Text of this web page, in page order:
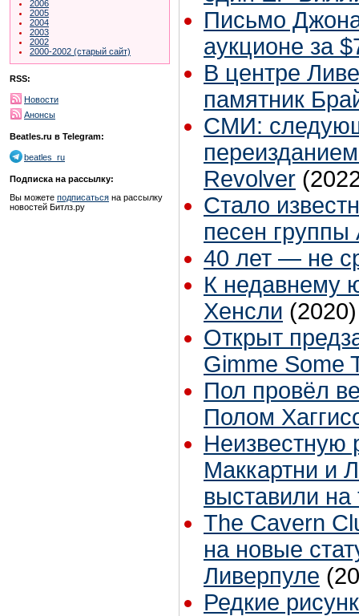
2006
2005
2004
2003
2002
2000-2002 (старый сайт)
RSS:
Новости
Анонсы
Beatles.ru в Telegram:
beatles_ru
Подписка на рассылку:
Вы можете подписаться на рассылку
новостей Битлз.ру
Письмо
аукционе за
В центре
памятник
СМИ:
Revolver
Стало
песен группы
40 лет — не
К недавнему
Хенсли (2020)
Открыт
Gimme Some
Пол провёл
Полом
Неизвестную
Маккартни и
выставили на
The Cavern
на новые
Ливерпуле
Редкие